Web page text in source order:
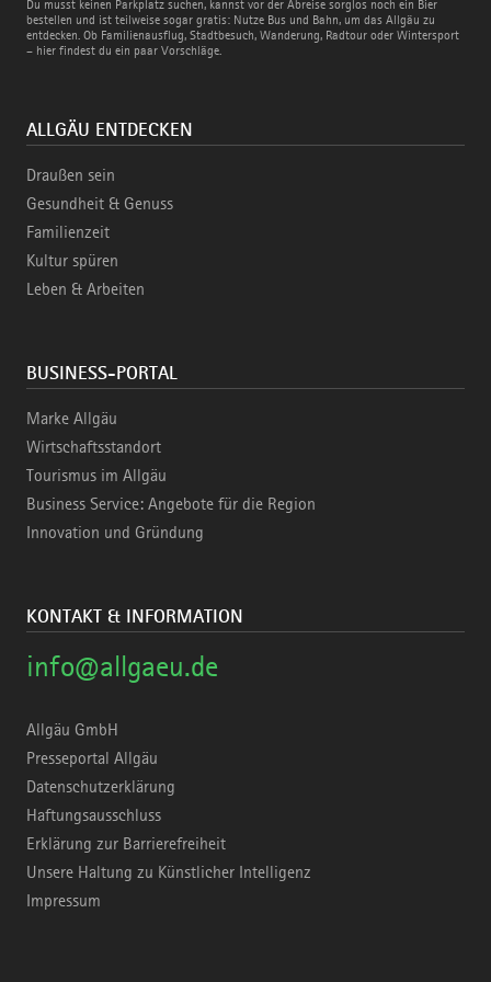
Du musst keinen Parkplatz suchen, kannst vor der Abreise sorglos noch ein Bier
bestellen und ist teilweise sogar gratis: Nutze Bus und Bahn, um das Allgäu zu
entdecken. Ob Familienausflug, Stadtbesuch, Wanderung, Radtour oder Wintersport
– hier findest du ein paar Vorschläge.
und
Bahn
ALLGÄU ENTDECKEN
Draußen sein
Gesundheit & Genuss
Familienzeit
Kultur spüren
Leben & Arbeiten
BUSINESS-PORTAL
Marke Allgäu
Wirtschaftsstandort
Tourismus im Allgäu
Business Service: Angebote für die Region
Innovation und Gründung
KONTAKT & INFORMATION
info@allgaeu.de
Allgäu GmbH
Presseportal Allgäu
Datenschutzerklärung
Haftungsausschluss
Erklärung zur Barrierefreiheit
Unsere Haltung zu Künstlicher Intelligenz
Impressum